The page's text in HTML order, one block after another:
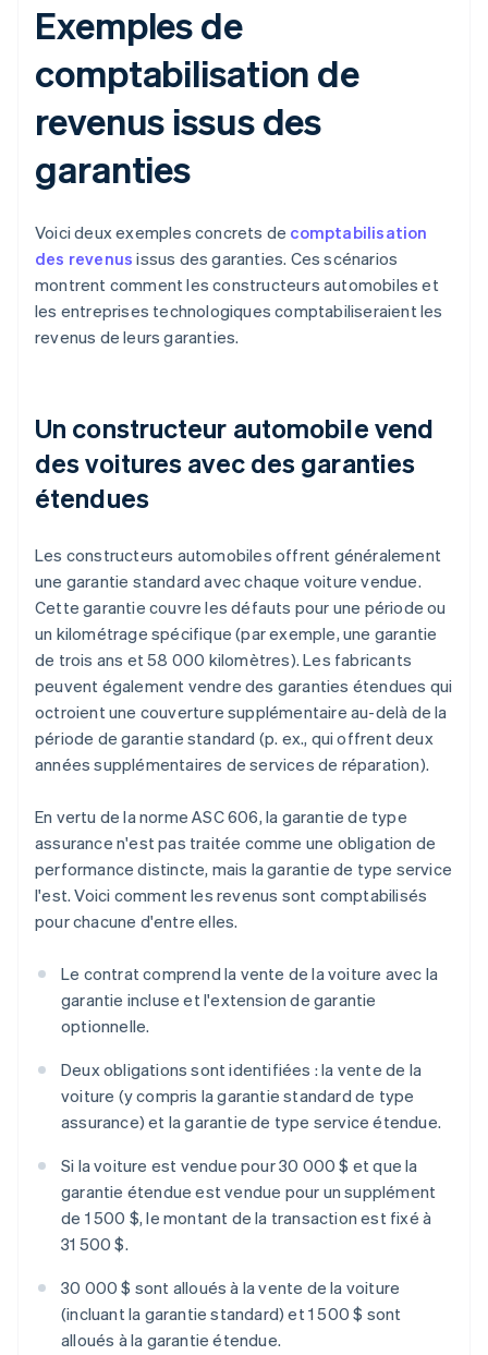
Exemples de
comptabilisation de
revenus issus des
garanties
Voici deux exemples concrets de comptabilisation
des revenus issus des garanties. Ces scénarios
montrent comment les constructeurs automobiles et
les entreprises technologiques comptabiliseraient les
revenus de leurs garanties.
Un constructeur automobile vend
des voitures avec des garanties
étendues
Les constructeurs automobiles offrent généralement
une garantie standard avec chaque voiture vendue.
Cette garantie couvre les défauts pour une période ou
un kilométrage spécifique (par exemple, une garantie
de trois ans et 58 000 kilomètres). Les fabricants
peuvent également vendre des garanties étendues qui
octroient une couverture supplémentaire au-delà de la
période de garantie standard (p. ex., qui offrent deux
années supplémentaires de services de réparation).
En vertu de la norme ASC 606, la garantie de type
assurance n'est pas traitée comme une obligation de
performance distincte, mais la garantie de type service
l'est. Voici comment les revenus sont comptabilisés
pour chacune d'entre elles.
Le contrat comprend la vente de la voiture avec la
garantie incluse et l'extension de garantie
optionnelle.
Deux obligations sont identifiées : la vente de la
voiture (y compris la garantie standard de type
assurance) et la garantie de type service étendue.
Si la voiture est vendue pour 30 000 $ et que la
garantie étendue est vendue pour un supplément
de 1 500 $, le montant de la transaction est fixé à
31 500 $.
30 000 $ sont alloués à la vente de la voiture
(incluant la garantie standard) et 1 500 $ sont
alloués à la garantie étendue.